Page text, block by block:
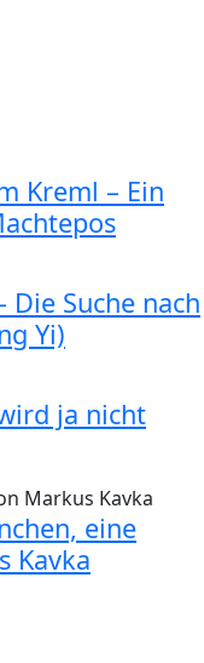
Kreml – Ein
Die Suche nach
Yi)
ja nicht
eine
Kavka